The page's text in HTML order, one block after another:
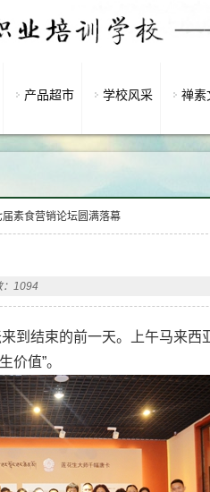
产品超市 学校风采 禅素
届素食营销论坛圆满落幕
：1094
到结束的前一天。上午马来西
价值”。